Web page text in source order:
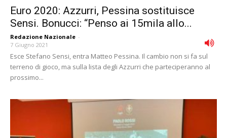
Euro 2020: Azzurri, Pessina sostituisce
Sensi. Bonucci: “Penso ai 15mila allo...
Redazione Nazionale -
7 Giugno 2021
Esce Stefano Sensi, entra Matteo Pessina. Il cambio non si fa sul
terreno di gioco, ma sulla lista degli Azzurri che parteciperanno al
prossimo...